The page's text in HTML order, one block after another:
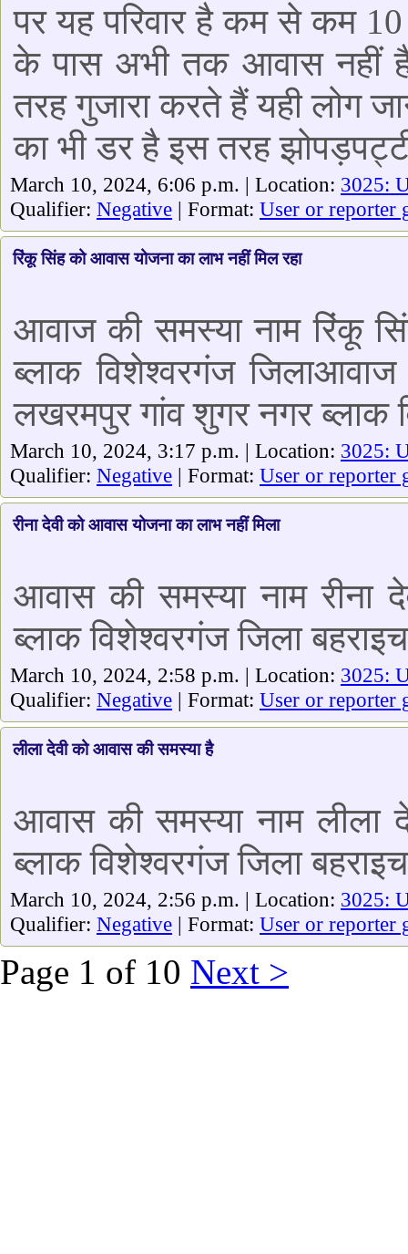
पर यह परिवार है कम से कम
के पास अभी तक आवास नहीं
तरह गुजारा करते हैं यही लोग
का भी डर है इस तरह
March 10, 2024, 6:06 p.m. | Location: 3025:
Qualifier: Negative | Format: User or reporter
रिंकू सिंह को आवास योजना का लाभ नहीं मिल रहा
आवाज की समस्या नाम रिंकू
ब्लाक विशेश्वरगंज
लखरमपुर गांव शुगर नगर ब्लाक
March 10, 2024, 3:17 p.m. | Location: 3025:
Qualifier: Negative | Format: User or reporter
रीना देवी को आवास योजना का लाभ नहीं मिला
आवास की समस्या नाम रीना
ब्लाक विशेश्वरगंज जिला बहराइच
March 10, 2024, 2:58 p.m. | Location: 3025:
Qualifier: Negative | Format: User or reporter
लीला देवी को आवास की समस्या है
आवास की समस्या नाम लीला
ब्लाक विशेश्वरगंज जिला बहराइच
March 10, 2024, 2:56 p.m. | Location: 3025:
Qualifier: Negative | Format: User or reporter
Page 1 of 10 Next >